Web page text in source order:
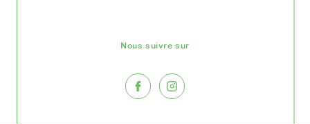
Nous suivre sur